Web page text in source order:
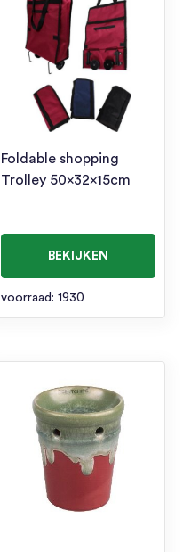
Foldable shopping
Trolley 50x32x15cm
BEKIJKEN
voorraad: 1930